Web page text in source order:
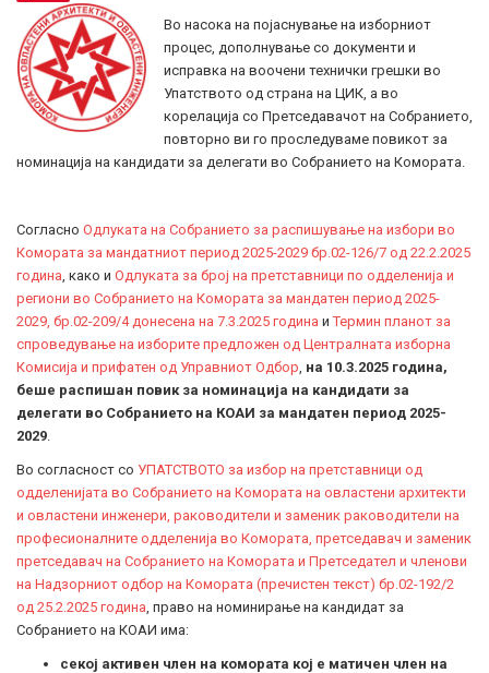
Во насока на појаснување на изборниот
процес, дополнување со документи и
исправка на воочени технички грешки во
Упатството од страна на ЦИК, а во
корелација со Претседавачот на Собранието,
повторно ви го проследуваме повикот за
номинација на кандидати за делегати во Собранието на Комората.
Согласно Одлуката на Собранието за распишување на избори во
Комората за мандатниот период 2025-2029 бр.02-126/7 од 22.2.2025
година, како и Одлуката за број на претставници по одделенија и
региони во Собранието на Комората за мандатен период 2025-
2029, бр.02-209/4 донесена на 7.3.2025 година иТермин планот за
спроведување на изборите предложен од Централната изборна
Комисија и прифатен од Управниот Одбор, на 10.3.2025 година,
беше распишан повик за номинација на кандидати за
делегати во Собранието на КОАИ за мандатен период 2025-
2029.
Во согласност со УПАТСТВОТО за избор на претставници од
одделенијата во Собранието на Комората на овластени архитекти
и овластени инженери, раководители и заменик раководители на
професионалните одделенија во Комората, претседавач и заменик
претседавач на Собранието на Комората и Претседател и членови
на Надзорниот одбор на Комората (пречистен текст) бр.02-192/2
од 25.2.2025 година, право на номинирање на кандидат за
Собранието на КОАИ има:
секој активен член на комората кој е матичен член на